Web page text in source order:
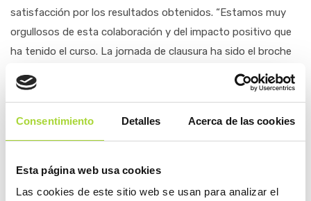
Consentimiento Detalles Acerca de las cookies
Esta página web usa cookies
Las cookies de este sitio web se usan para analizar el
satisfacción por los resultados obtenidos. “Estamos muy
orgullosos de esta colaboración y del impacto positivo que
ha tenido el curso. La jornada de clausura ha sido el broche
Impulsando el papel del farmacéutico y los
medicamentos biosimilares
Farmacia, que se ha celebrado en la sede de la Organización
Farmacéutica Colegial, se ha dividido en dos mesas de